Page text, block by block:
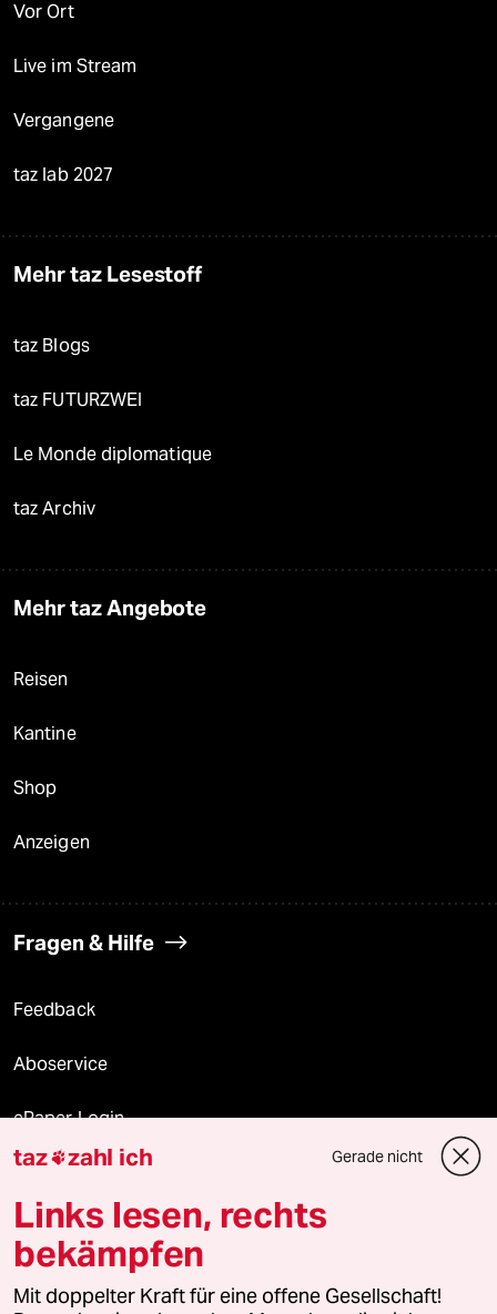
Vor Ort
Live im Stream
Vergangene
taz lab 2027
Mehr taz Lesestoff
taz Blogs
taz FUTURZWEI
Le Monde diplomatique
taz Archiv
Mehr taz Angebote
Reisen
Kantine
Shop
Anzeigen
Fragen & Hilfe
Feedback
Aboservice
ePaper Login
Downloads für Abonnierende
© 2026 taz Verlags und Vertriebs GmbH
Alle Rechte vorbehalten. Bei rechtlichen Fragen oder für Genehmigungen
taz zahl ich Gerade nicht
Links lesen, rechts
bekämpfen
Mit doppelter Kraft für eine offene Gesellschaft!